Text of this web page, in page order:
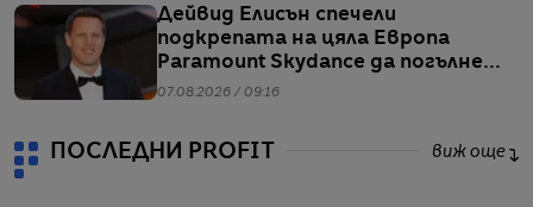
Дейвид Елисън спечели
подкрепата на цяла Европа
Paramount Skydance да погълне
WBD
07.08.2026 / 09:16
ПОСЛЕДНИ PROFIT виж още